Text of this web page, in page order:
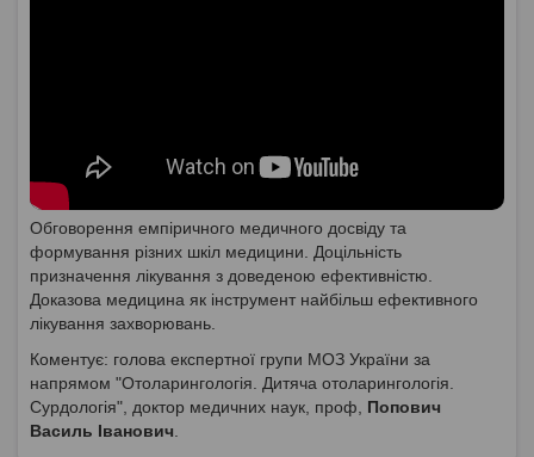
Обговорення емпіричного медичного досвіду та
формування різних шкіл медицини. Доцільність
призначення лікування з доведеною ефективністю.
Доказова медицина як інструмент найбільш ефективного
лікування захворювань.
Коментує: голова експертної групи МОЗ України за
напрямом "Отоларингологія. Дитяча отоларингологія.
Сурдологія", доктор медичних наук, проф, Попович
Василь Іванович